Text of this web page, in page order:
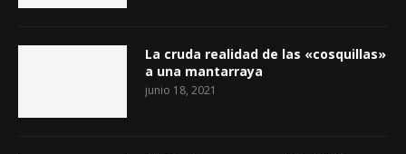
La cruda realidad de las «cosquillas»
a una mantarraya
junio 18, 2021